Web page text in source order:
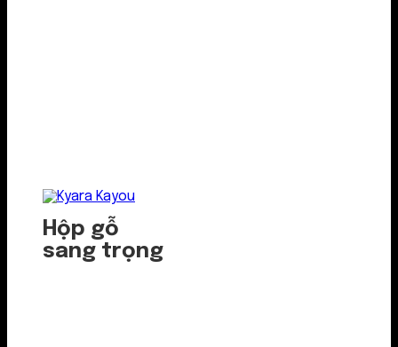
Hộp gỗ
sang trọng